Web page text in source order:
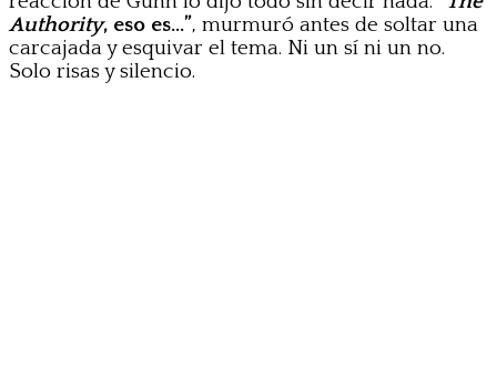
Authority, eso es…”, murmuró antes de soltar una
carcajada y esquivar el tema. Ni un sí ni un no.
Solo risas y silencio.